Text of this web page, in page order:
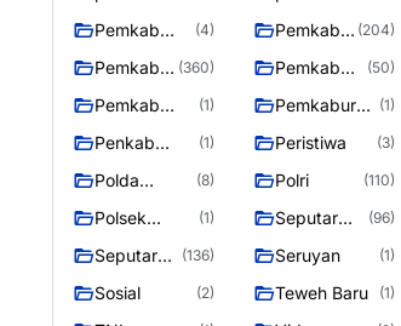
Raya
Pemkab
murung raya
(4)
Pemkab
raya
(204)
Pemkab
Raya
(360)
Pemkab
Raya 4
(50)
Pemkab
(1)
Pemkaburun (1)
Penkab
(1) Peristiwa (3)
Polda
(8) Polri (110)
Polsek
Teweh Timur
(1)
Seputar
Murung
Raya
(96)
Seputar
Seasen 2
(136) Seruyan (1)
Sosial (2) Teweh Baru (1)